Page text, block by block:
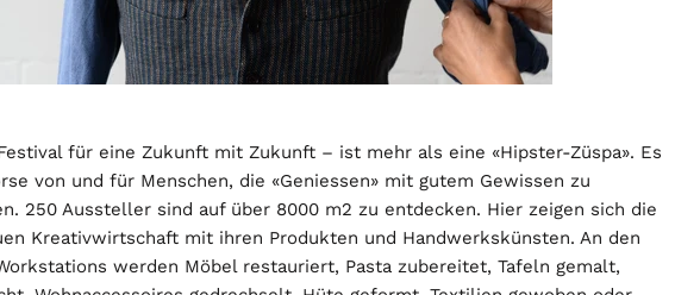
für eine Zukunft mit Zukunft – ist mehr als eine «Hipster-Züspa». Es
von und für Menschen, die «Geniessen» mit gutem Gewissen zu
250 Aussteller sind auf über 8000 m2 zu entdecken. Hier zeigen sich die
Kreativwirtschaft mit ihren Produkten und Handwerkskünsten. An den
werden Möbel restauriert, Pasta zubereitet, Tafeln gemalt,